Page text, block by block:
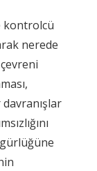
kontrolcü
nerede